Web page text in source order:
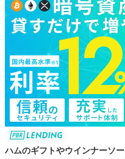
ハムのギフトやウインナーソ